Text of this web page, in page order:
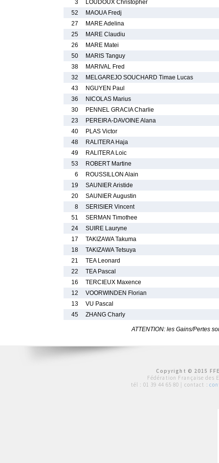
3
LOUDOUX Christopher
52
MAOUA Fredj
27
MARE Adelina
25
MARE Claudiu
26
MARE Matei
50
MARIS Tanguy
38
MARIVAL Fred
32
MELGAREJO SOUCHARD Timae Lucas
43
NGUYEN Paul
36
NICOLAS Marius
30
PENNEL GRACIA Charlie
23
PEREIRA-DAVOINE Alana
40
PLAS Victor
48
RALITERA Haja
49
RALITERA Loic
53
ROBERT Martine
6
ROUSSILLON Alain
19
SAUNIER Aristide
20
SAUNIER Augustin
8
SERISIER Vincent
51
SERMAN Timothee
24
SUIRE Lauryne
17
TAKIZAWA Takuma
18
TAKIZAWA Tetsuya
21
TEA Leonard
22
TEA Pascal
16
TERCIEUX Maxence
12
VOORWINDEN Florian
13
VU Pascal
45
ZHANG Charly
ATTENTION: les Gains/Pertes
Copyright © 2015
Fédération Française des
tél : 01 39 44 65 80 | contact :